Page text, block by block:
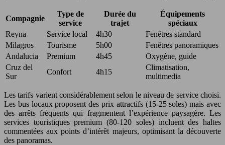
Compagnie
Type de
service
Durée du
trajet
Équipements
spéciaux
Reyna
Service local 4h30
Fenêtres standard
Milagros
Tourisme 5h00
Fenêtres panoramiques
Andalucia
Premium 4h45
Oxygène, guide
Cruz del
Sur
Confort 4h15
Climatisation,
multimedia
Les tarifs varient considérablement selon le niveau de service choisi.
Les bus locaux proposent des prix attractifs (15-25 soles) mais avec
des arrêts fréquents qui fragmentent l’expérience paysagère. Les
services touristiques premium (80-120 soles) incluent des haltes
commentées aux points d’intérêt majeurs, optimisant la découverte
des panoramas.